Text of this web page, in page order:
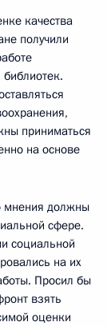
качества
получили
приниматься
на основе
мнения должны
сфере.
социальной
на их
Просил бы
взять
оценки